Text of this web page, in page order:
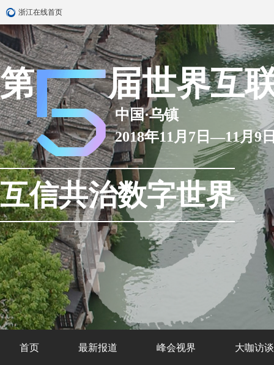
浙江在线首页
第 届世界互
中国·乌镇
2018年11月7日—11月9
互信共治数字世界
首页 最新报道 峰会视界 大咖访谈